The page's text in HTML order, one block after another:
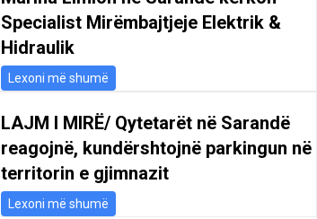
Specialist Mirëmbajtjeje Elektrik &
Hidraulik
Lexoni më shumë
LAJM I MIRË/ Qytetarët në Sarandë
reagojnë, kundërshtojnë parkingun në
territorin e gjimnazit
Lexoni më shumë